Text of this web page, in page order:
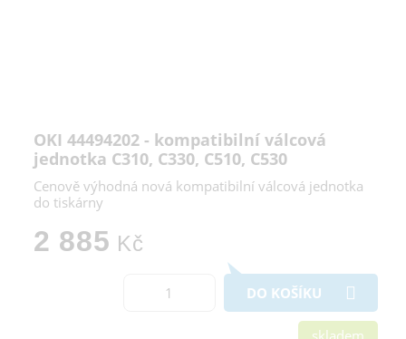
OKI 44494202 - kompatibilní válcová
jednotka C310, C330, C510, C530
Cenově výhodná nová kompatibilní válcová jednotka
do tiskárny
2 885 Kč
DO KOŠÍKU